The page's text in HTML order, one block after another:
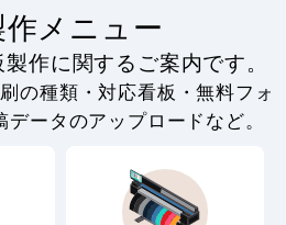
メニュー
作に関するご案内です。
の種類・対応看板・無料フォ
ータのアップロードなど。